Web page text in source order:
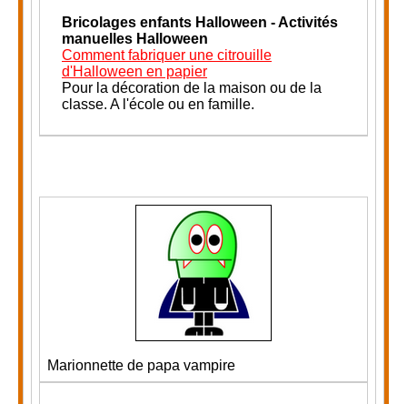
Bricolages enfants Halloween - Activités
manuelles Halloween
Comment fabriquer une citrouille
d'Halloween en papier
Pour la décoration de la maison ou de la
classe. A l'école ou en famille.
Marionnette de papa vampire